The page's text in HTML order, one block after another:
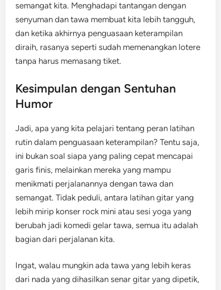
semangat kita. Menghadapi tantangan dengan
senyuman dan tawa membuat kita lebih tangguh,
dan ketika akhirnya penguasaan keterampilan
diraih, rasanya seperti sudah memenangkan lotere
tanpa harus memasang tiket.
Kesimpulan dengan Sentuhan
Humor
Jadi, apa yang kita pelajari tentang peran latihan
rutin dalam penguasaan keterampilan? Tentu saja,
ini bukan soal siapa yang paling cepat mencapai
garis finis, melainkan mereka yang mampu
menikmati perjalanannya dengan tawa dan
semangat. Tidak peduli, antara latihan gitar yang
lebih mirip konser rock mini atau sesi yoga yang
berubah jadi komedi gelar tawa, semua itu adalah
bagian dari perjalanan kita.
Ingat, walau mungkin ada tawa yang lebih keras
dari nada yang dihasilkan senar gitar yang dipetik,